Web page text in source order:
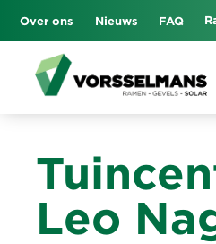
Over ons Nieuws FAQ
Leo